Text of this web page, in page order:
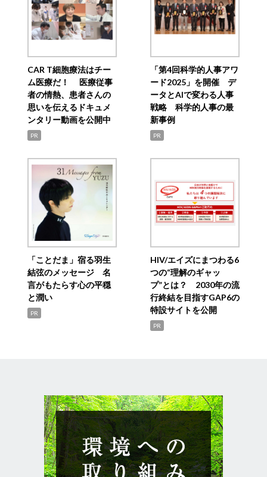
CAR T細胞療法はチー
ム医療だ！ 医療従事
者の情熱、患者さんの
思いを伝えるドキュメ
ンタリー動画を公開中
PR
「第4回科学的人事アワ
ード2025」を開催 デ
ータとAIで変わる人事
戦略 科学的人事の最
新事例
PR
「ことだま」宿る羽生
結弦のメッセージ 名
言がもたらす心の平穏
と潤い
PR
HIV/エイズにまつわる6
つの“理解のギャッ
プ”とは？ 2030年の流
行終結を目指すGAP6の
特設サイトを公開
PR